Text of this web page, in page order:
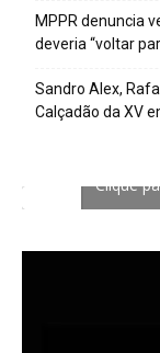
MPPR denuncia
deveria “voltar
Sandro Alex,
Calçadão da XV
Clique